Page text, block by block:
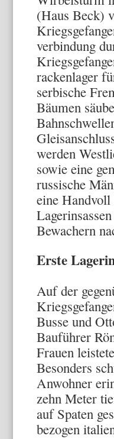
(Haus Beck)
verbindung
rackenlager
serbische
Bäumen
werden
sowie eine
russische
eine
Bewachern
Erste
Auf der
Busse und
Bauführer
Frauen
Besonders
Anwohner
zehn Meter
auf Spaten
bezogen